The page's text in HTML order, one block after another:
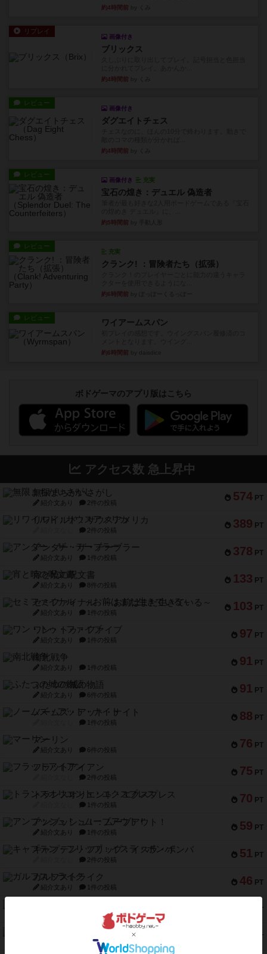
約4時間前
リプレイ
画像付き
ブリックス
約4時間前
レビュー
画像付き
ダグエイトチェス
約4時間前
レビュー
画像付き 充実
宝石の煌き：デュエル 偽造者
約5時間前
レビュー
充実
クランク! ：冒険者たち（拡張）
約6時間前
レビュー ワイアームスパン
約6時間前
ボドゲーマのアプリ版はこちら
アクセス数 急上昇中
574 PT
無限まちがいさがし
紹介文あり 2件の投稿
389 PT
リワイルド：サウスアメリカ
2件の投稿
378 PT
アンダー・ザ・テーブラー
紹介文あり 1件の投稿
133 PT
宵と暁の呪文書
紹介文あり 8件の投稿
103 PT
セミファイナル ～お前はまだ生きている～
紹介文あり 1件の投稿
97 PT
ワン・トゥ・ファイブ
紹介文あり 1件の投稿
91 PT
南北戦争
紹介文あり 1件の投稿
91 PT
ふたつの城の物語
紹介文あり 6件の投稿
88 PT
ノームズ・アット・ナイト
1件の投稿
76 PT
マーリン
紹介文あり 6件の投稿
75 PT
フラットアイアン
2件の投稿
70 PT
トランスオリエント・エクスプレス
1件の投稿
59 PT
アンブッシュ！：ムーブアウト！
紹介文あり 1件の投稿
51 PT
キャプテン・フリップ：イスラ・ボンバ
2件の投稿
46 PT
ガルフストライク
紹介文あり 1件の投稿
PT
8件の投稿
PT
12件の投稿